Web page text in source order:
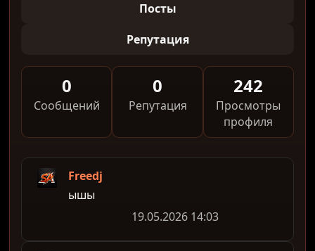
Посты
Репутация
0
Сообщений
0
Репутация
242
Просмотры
профиля
Freedj
ышы
19.05.2026 14:03